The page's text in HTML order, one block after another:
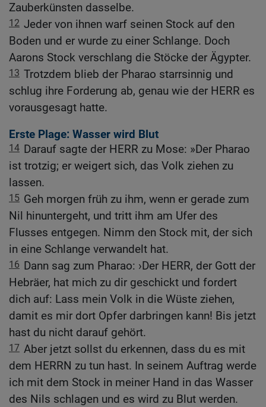
Zauberkünsten dasselbe.
12 Jeder von ihnen warf seinen Stock auf den
Boden und er wurde zu einer Schlange. Doch
Aarons Stock verschlang die Stöcke der Ägypter.
13 Trotzdem blieb der Pharao starrsinnig und
schlug ihre Forderung ab, genau wie der HERR es
vorausgesagt hatte.
Erste Plage: Wasser wird Blut
14 Darauf sagte der HERR zu Mose: »Der Pharao
ist trotzig; er weigert sich, das Volk ziehen zu
lassen.
15 Geh morgen früh zu ihm, wenn er gerade zum
Nil hinuntergeht, und tritt ihm am Ufer des
Flusses entgegen. Nimm den Stock mit, der sich
in eine Schlange verwandelt hat.
16 Dann sag zum Pharao: ›Der HERR, der Gott der
Hebräer, hat mich zu dir geschickt und fordert
dich auf: Lass mein Volk in die Wüste ziehen,
damit es mir dort Opfer darbringen kann! Bis jetzt
hast du nicht darauf gehört.
17 Aber jetzt sollst du erkennen, dass du es mit
dem HERRN zu tun hast. In seinem Auftrag werde
ich mit dem Stock in meiner Hand in das Wasser
des Nils schlagen und es wird zu Blut werden.